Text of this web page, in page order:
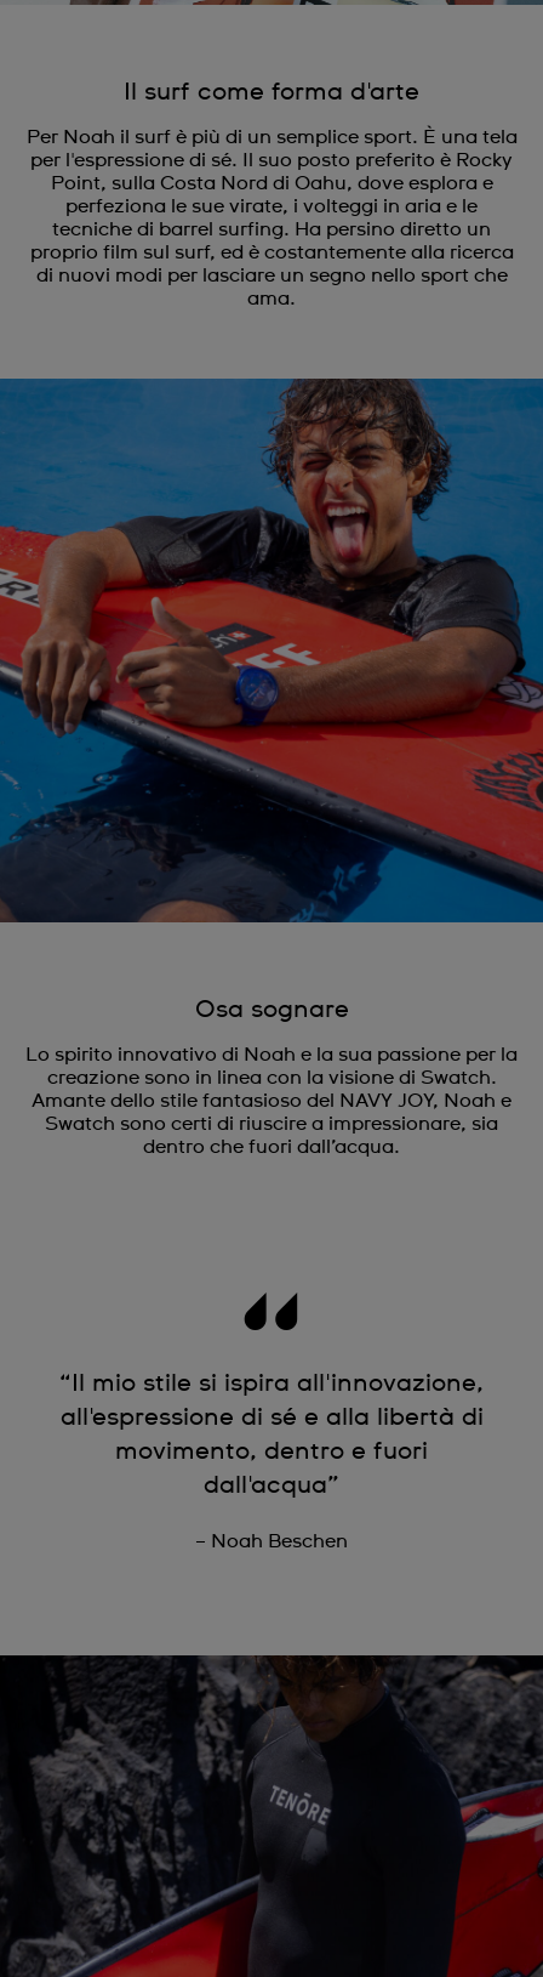
Il surf come forma d'arte
Per Noah il surf è più di un semplice sport. È una tela
per l'espressione di sé. Il suo posto preferito è Rocky
Point, sulla Costa Nord di Oahu, dove esplora e
perfeziona le sue virate, i volteggi in aria e le
tecniche di barrel surfing. Ha persino diretto un
proprio film sul surf, ed è costantemente alla ricerca
di nuovi modi per lasciare un segno nello sport che
ama.
Osa sognare
Lo spirito innovativo di Noah e la sua passione per la
creazione sono in linea con la visione di Swatch.
Amante dello stile fantasioso del NAVY JOY, Noah e
Swatch sono certi di riuscire a impressionare, sia
dentro che fuori dall’acqua.
“Il mio stile si ispira all'innovazione,
all'espressione di sé e alla libertà di
movimento, dentro e fuori
dall'acqua”
– Noah Beschen